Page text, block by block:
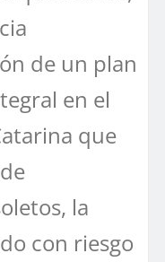
de un plan
en el
que
la
con riesgo